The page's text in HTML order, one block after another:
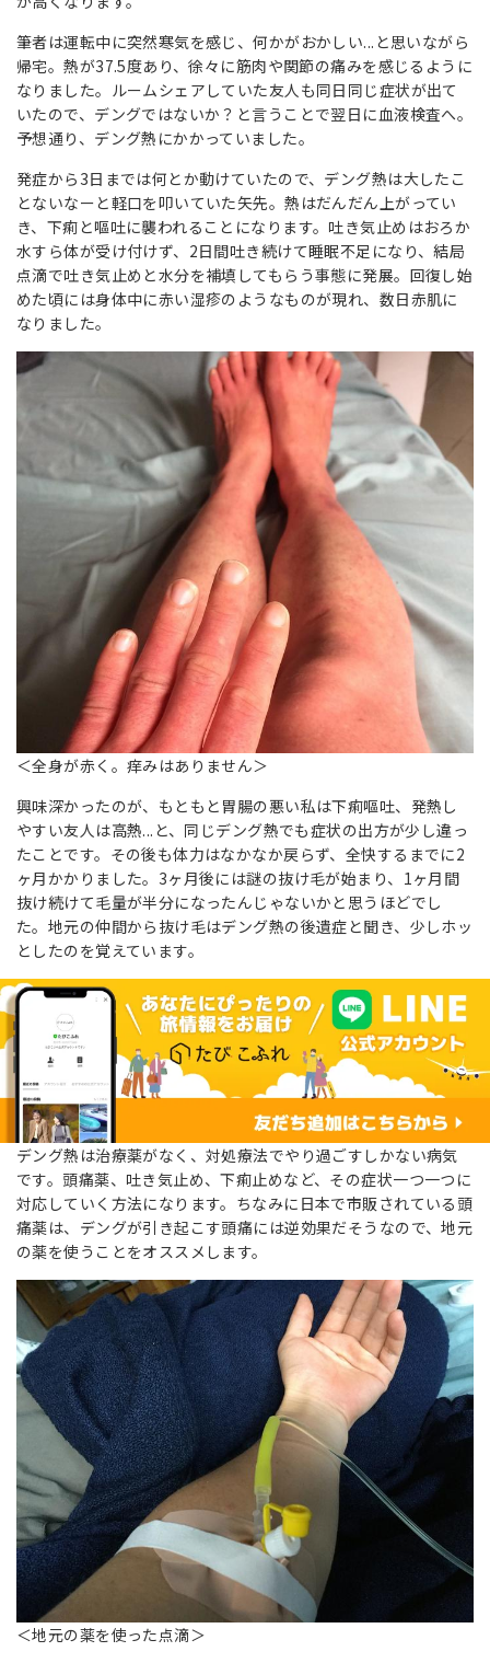
筆者は運転中に突然寒気を感じ、何かがおかしい...と思いながら
帰宅。熱が37.5度あり、徐々に筋肉や関節の痛みを感じるように
なりました。ルームシェアしていた友人も同日同じ症状が出て
いたので、デングではないか？と言うことで翌日に血液検査へ。
予想通り、デング熱にかかっていました。
発症から3日までは何とか動けていたので、デング熱は大したこ
とないなーと軽口を叩いていた矢先。熱はだんだん上がってい
き、下痢と嘔吐に襲われることになります。吐き気止めはおろか
水すら体が受け付けず、2日間吐き続けて睡眠不足になり、結局
点滴で吐き気止めと水分を補填してもらう事態に発展。回復し始
めた頃には身体中に赤い湿疹のようなものが現れ、数日赤肌に
なりました。
＜全身が赤く。痒みはありません＞
興味深かったのが、もともと胃腸の悪い私は下痢嘔吐、発熱し
やすい友人は高熱...と、同じデング熱でも症状の出方が少し違っ
たことです。その後も体力はなかなか戻らず、全快するまでに2
ヶ月かかりました。3ヶ月後には謎の抜け毛が始まり、1ヶ月間
抜け続けて毛量が半分になったんじゃないかと思うほどでし
た。地元の仲間から抜け毛はデング熱の後遺症と聞き、少しホッ
としたのを覚えています。
デング熱は治療薬がなく、対処療法でやり過ごすしかない病気
です。頭痛薬、吐き気止め、下痢止めなど、その症状一つ一つに
対応していく方法になります。ちなみに日本で市販されている頭
痛薬は、デングが引き起こす頭痛には逆効果だそうなので、地元
の薬を使うことをオススメします。
＜地元の薬を使った点滴＞